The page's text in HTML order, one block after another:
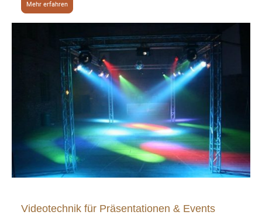
Mehr erfahren
Videotechnik für Präsentationen & Events